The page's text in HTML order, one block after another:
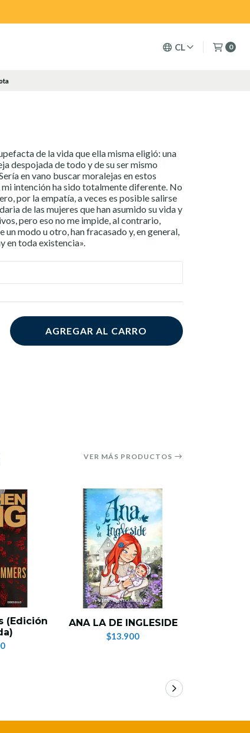
CL 0
de la vida que ella misma eligió: una
despojada de todo y de su ser mismo
en vano buscar moralejas en estos
intención ha sido totalmente diferente. No
por la empatía, a veces es posible salirse
de las mujeres que han asumido su vida y
pero eso no me impide, al contrario,
un modo u otro, han fracasado y, en general,
en toda existencia».
AGREGAR AL CARRO
VER MÁS PRODUCTOS
(Edición
ANA LA DE INGLESIDE
$13.900